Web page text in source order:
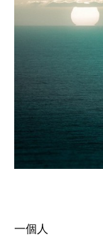
一個人